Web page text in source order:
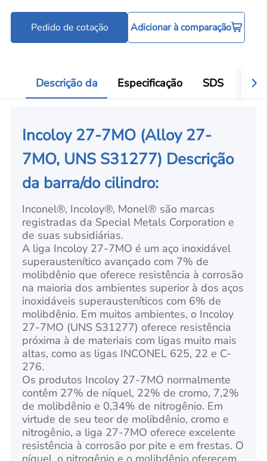
Pedido de cotação Adicionar à comparação
Descrição da Especificação SDS
Incoloy 27-7MO (Alloy 27-
7MO, UNS S31277) Descrição
da barra/do cilindro:
Inconel®, Incoloy®, Monel® são marcas
registradas da Special Metals Corporation e
de suas subsidiárias.
A liga Incoloy 27-7MO é um aço inoxidável
superaustenítico avançado com 7% de
molibdênio que oferece resistência à corrosão
na maioria dos ambientes superior à dos aços
inoxidáveis superausteníticos com 6% de
molibdênio. Em muitos ambientes, o Incoloy
27-7MO (UNS S31277) oferece resistência
próxima à de materiais com ligas muito mais
altas, como as ligas INCONEL 625, 22 e C-
276.
Os produtos Incoloy 27-7MO normalmente
contêm 27% de níquel, 22% de cromo, 7,2%
de molibdênio e 0,34% de nitrogênio. Em
virtude de seu teor de molibdênio, cromo e
nitrogênio, a liga 27-7MO oferece excelente
resistência à corrosão por pite e em frestas. O